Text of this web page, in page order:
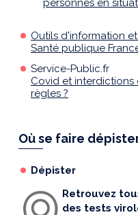
personnes en
Outils d'information
Santé publique
Service-Public.fr
Covid et interdictions
règles ?
Où se faire
Dépister
Retrouvez
des tests